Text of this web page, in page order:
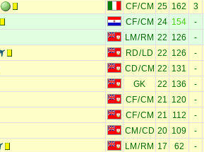
CF/CM 25 162 3
CF/CM 24 154 -
LM / RM 22 126 -
RD/ LD 22 126 -
CD/CM 22 131 -
GK 22 136 -
CF/CM 21 120 -
CF/CM 21 112 -
CM /CD 20 109 -
LM / RM 17 62 -